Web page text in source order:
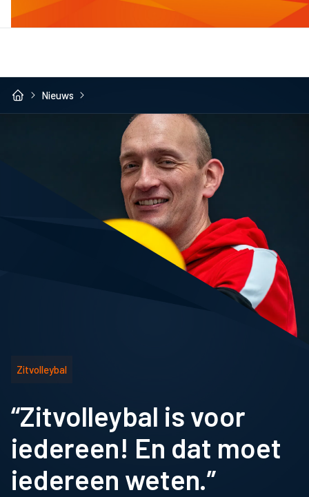
Nieuws
Zitvolleybal
“Zitvolleybal is voor
iedereen! En dat moet
iedereen weten.”